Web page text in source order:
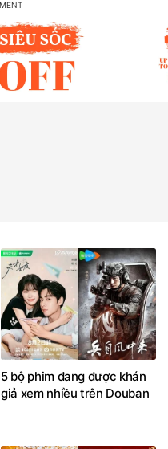
5 bộ phim đang được khán
giả xem nhiều trên Douban